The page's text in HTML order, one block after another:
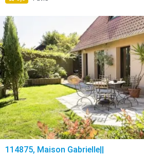
114875, Maison Gabrielle||